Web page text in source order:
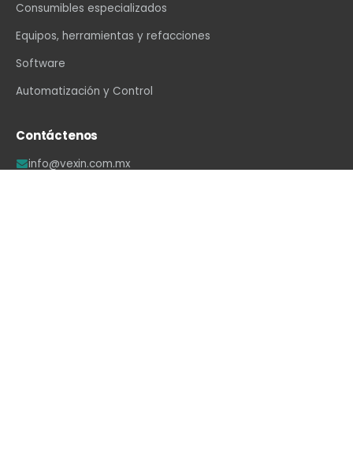
Consumibles especializados
Equipos, herramientas y refacciones
Software
Automatización y Control
Contáctenos
info@vexin.com.mx